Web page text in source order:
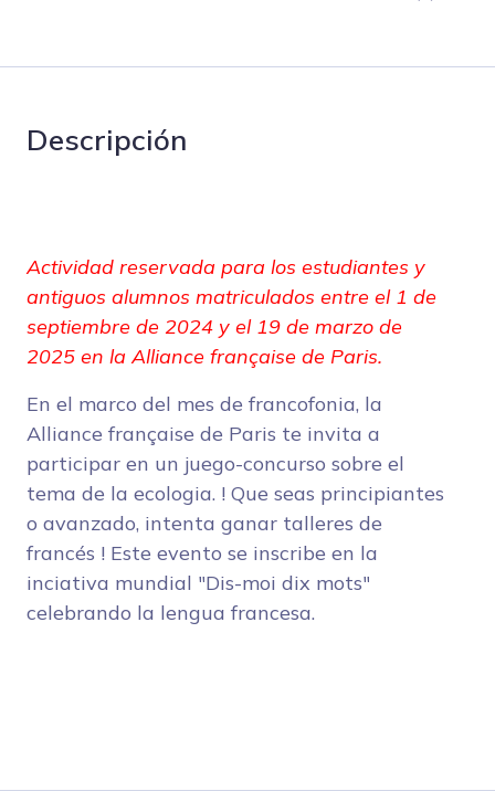
Descripción
Actividad reservada para los estudiantes y
antiguos alumnos matriculados entre el 1 de
septiembre de 2024 y el 19 de marzo de
2025 en la Alliance française de Paris.
En el marco del mes de francofonia, la
Alliance française de Paris te invita a
participar en un juego-concurso sobre el
tema de la ecologia. ! Que seas principiantes
o avanzado, intenta ganar talleres de
francés ! Este evento se inscribe en la
inciativa mundial "Dis-moi dix mots"
celebrando la lengua francesa.